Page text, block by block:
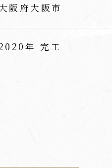
阪府大阪市
年 完工